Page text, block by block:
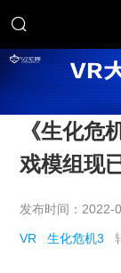
《生化危
戏模组现
发布时间：
VR 生化危机3